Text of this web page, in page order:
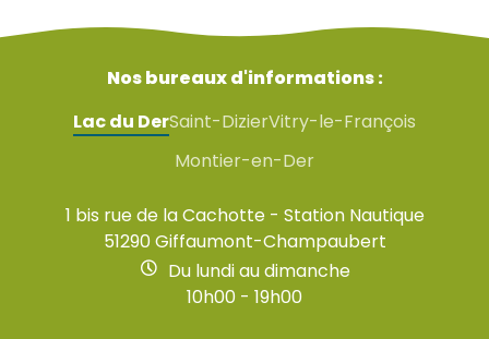
Nos bureaux d'informations :
Lac du DerSaint-DizierVitry-le-François
Montier-en-Der
1 bis rue de la Cachotte - Station Nautique
51290 Giffaumont-Champaubert
Du lundi au dimanche
10h00 - 19h00